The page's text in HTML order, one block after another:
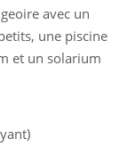
avec un
une piscine
et un solarium